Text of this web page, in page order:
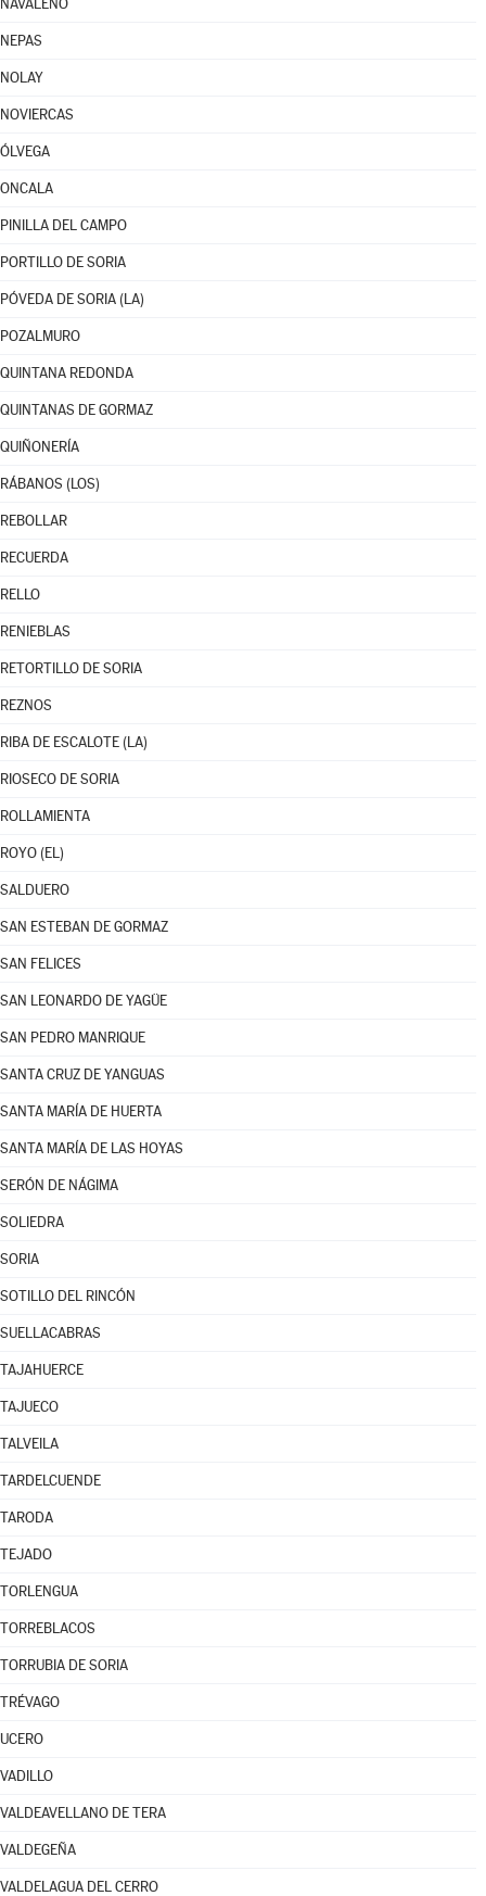
NAVALENO
NEPAS
NOLAY
NOVIERCAS
ÓLVEGA
ONCALA
PINILLA DEL CAMPO
PORTILLO DE SORIA
PÓVEDA DE SORIA (LA)
POZALMURO
QUINTANA REDONDA
QUINTANAS DE GORMAZ
QUIÑONERÍA
RÁBANOS (LOS)
REBOLLAR
RECUERDA
RELLO
RENIEBLAS
RETORTILLO DE SORIA
REZNOS
RIBA DE ESCALOTE (LA)
RIOSECO DE SORIA
ROLLAMIENTA
ROYO (EL)
SALDUERO
SAN ESTEBAN DE GORMAZ
SAN FELICES
SAN LEONARDO DE YAGÜE
SAN PEDRO MANRIQUE
SANTA CRUZ DE YANGUAS
SANTA MARÍA DE HUERTA
SANTA MARÍA DE LAS HOYAS
SERÓN DE NÁGIMA
SOLIEDRA
SORIA
SOTILLO DEL RINCÓN
SUELLACABRAS
TAJAHUERCE
TAJUECO
TALVEILA
TARDELCUENDE
TARODA
TEJADO
TORLENGUA
TORREBLACOS
TORRUBIA DE SORIA
TRÉVAGO
UCERO
VADILLO
VALDEAVELLANO DE TERA
VALDEGEÑA
VALDELAGUA DEL CERRO